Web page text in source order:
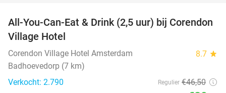
37%
All-You-Can-Eat & Drink (2,5 uur) bij Corendon
Village Hotel
Corendon Village Hotel Amsterdam 8.7 star
Badhoevedorp (7 km)
Verkocht: 2.790
Regulier €46,50